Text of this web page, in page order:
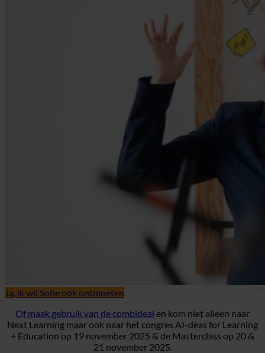
Ja, ik wil Sofie ook ontmoeten
Of maak gebruik van de combideal en kom niet alleen naar
Next Learning maar ook naar het congres AI-deas for Learning
+ Education op 19 november 2025 & de Masterclass op 20 &
21 november 2025.